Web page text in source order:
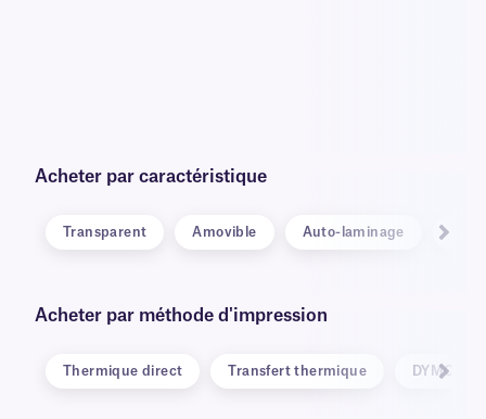
Acheter par caractéristique
Transparent Amovible Auto-laminage
Acheter par méthode d'impression
Thermique direct Transfert thermique DYMO®